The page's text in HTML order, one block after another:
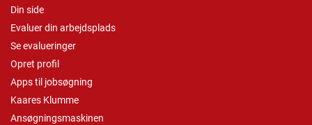
Din side
Evaluer din arbejdsplads
Se evalueringer
Opret profil
Apps til jobsøgning
Kaares Klumme
Ansøgningsmaskinen